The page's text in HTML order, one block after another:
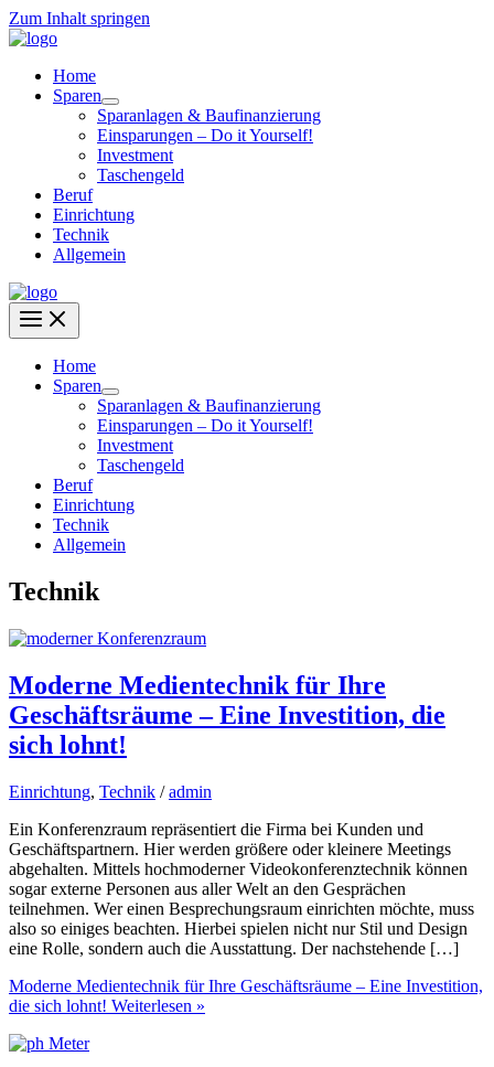
Zum Inhalt springen
Home
Sparen
Sparanlagen & Baufinanzierung
Einsparungen – Do it Yourself!
Investment
Taschengeld
Beruf
Einrichtung
Technik
Allgemein
Home
Sparen
Sparanlagen & Baufinanzierung
Einsparungen – Do it Yourself!
Investment
Taschengeld
Beruf
Einrichtung
Technik
Allgemein
Technik
Moderne Medientechnik für Ihre
Geschäftsräume – Eine Investition, die
sich lohnt!
Einrichtung, Technik /admin
Ein Konferenzraum repräsentiert die Firma bei Kunden und
Geschäftspartnern. Hier werden größere oder kleinere Meetings
abgehalten. Mittels hochmoderner Videokonferenztechnik können
sogar externe Personen aus aller Welt an den Gesprächen
teilnehmen. Wer einen Besprechungsraum einrichten möchte, muss
also so einiges beachten. Hierbei spielen nicht nur Stil und Design
eine Rolle, sondern auch die Ausstattung. Der nachstehende […]
Moderne Medientechnik für Ihre Geschäftsräume – Eine Investition,
die sich lohnt! Weiterlesen »